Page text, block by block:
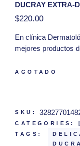
DUCRAY EXTRA-
$220.00
En clínica
mejores productos
delicado de toda la
AGOTADO
SKU:
CATEGORIES:
TAGS: